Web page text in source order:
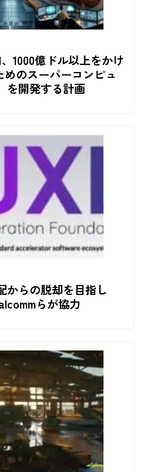
1000億ドル以上をかけ
のスーパーコンピュ
を開発する計画
からの脱却を目指し
らが協力